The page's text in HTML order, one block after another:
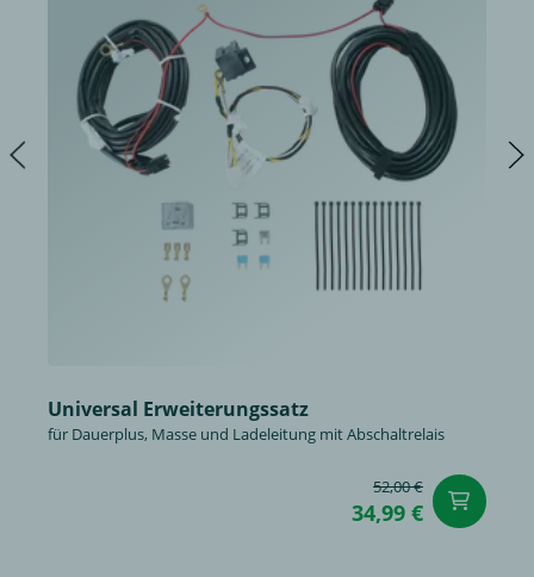
Universal Erweiterungssatz
für Dauerplus, Masse und Ladeleitung mit Abschaltrelais
52,00 €
34,99 €